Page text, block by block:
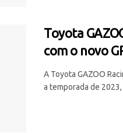
Toyota
com o novo
A Toyota GAZOO
a temporada de